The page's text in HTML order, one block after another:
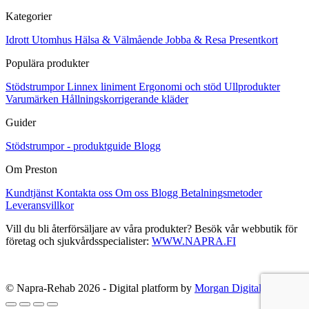
kan
Kategorier
Idrott Utomhus Hälsa & Välmående Jobba & Resa Presentkort
Populära produkter
StödstrumporLinnex liniment Ergonomi och stöd Ullprodukter
Varumärken Hållningskorrigerande kläder
Guider
Stödstrumpor - produktguide Blogg
Om Preston
Kundtjänst Kontakta oss Om oss Blogg Betalningsmetoder
Leveransvillkor
Vill du bli återförsäljare av våra produkter? Besök vår webbutik för
företag och sjukvårdsspecialister: WWW.NAPRA.FI
© Napra-Rehab 2026 - Digital platform by Morgan Digital Oy